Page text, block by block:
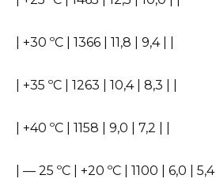
| +30 ºС | 1366 | 11,8 | 9,4 | |
| +35 ºС | 1263 | 10,4 | 8,3 | |
| +40 ºС | 1158 | 9,0 | 7,2 | |
| — 25 ºС | +20 ºС | 1100 | 6,0 | 5,4 |